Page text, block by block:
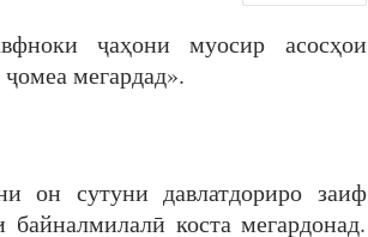
ҷаҳони муосир асосҳои
ҷомеа мегардад».
он сутуни давлатдориро заиф
коста мегардонад.